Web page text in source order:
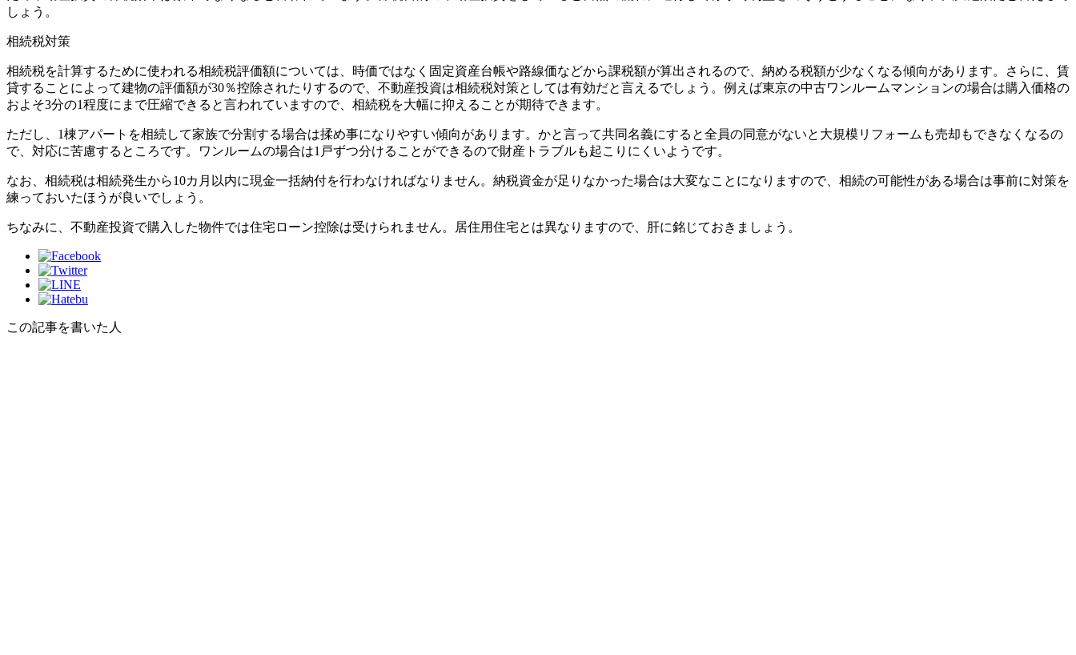
しょう。
相続税対策
相続税を計算するために使われる相続税評価額については、時価ではなく固定資産台帳や路線価などから課税額が算出されるので、納める税額が少なくなる傾向があります。さらに、賃
貸することによって建物の評価額が30％控除されたりするので、不動産投資は相続税対策としては有効だと言えるでしょう。例えば東京の中古ワンルームマンションの場合は購入価格の
およそ3分の1程度にまで圧縮できると言われていますので、相続税を大幅に抑えることが期待できます。
ただし、1棟アパートを相続して家族で分割する場合は揉め事になりやすい傾向があります。かと言って共同名義にすると全員の同意がないと大規模リフォームも売却もできなくなるの
で、対応に苦慮するところです。ワンルームの場合は1戸ずつ分けることができるので財産トラブルも起こりにくいようです。
なお、相続税は相続発生から10カ月以内に現金一括納付を行わなければなりません。納税資金が足りなかった場合は大変なことになりますので、相続の可能性がある場合は事前に対策を
練っておいたほうが良いでしょう。
ちなみに、不動産投資で購入した物件では住宅ローン控除は受けられません。居住用住宅とは異なりますので、肝に銘じておきましょう。
この記事を書いた人